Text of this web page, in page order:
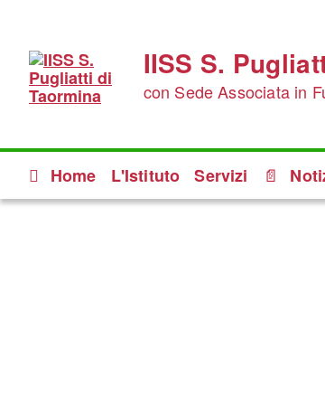
IISS S.
con Sede Associata in
Home L'Istituto Servizi